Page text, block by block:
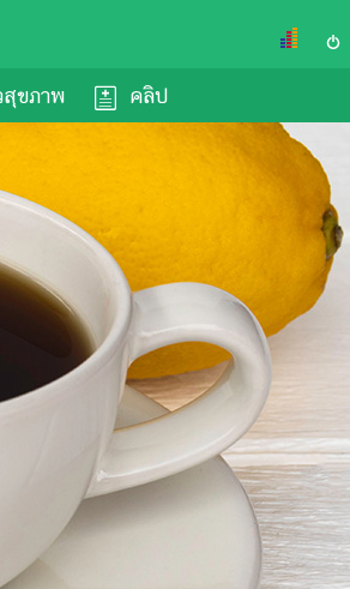
สุขภาพ คลิป